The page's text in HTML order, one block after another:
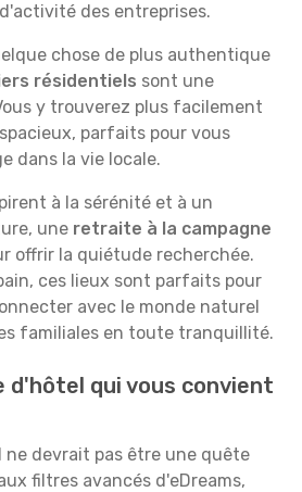
des entreprises.
chose de plus authentique
résidentiels sont une
y trouverez plus facilement
parfaits pour vous
dans la vie locale.
à la sérénité et à un
une retraite à la campagne
offrir la quiétude recherchée.
ces lieux sont parfaits pour
avec le monde naturel
familiales en toute tranquillité.
d'hôtel qui vous convient
ne devrait pas être une quête
filtres avancés d'eDreams,